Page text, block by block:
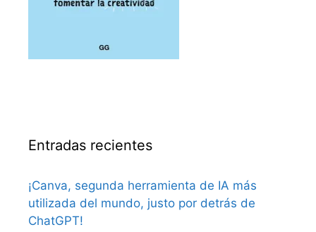
Entradas recientes
¡Canva, segunda herramienta de IA más
utilizada del mundo, justo por detrás de
ChatGPT!